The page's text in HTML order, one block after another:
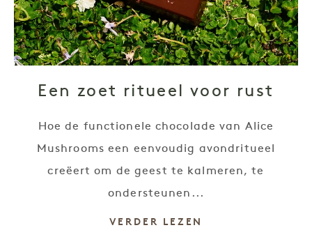
Een zoet ritueel voor rust
Hoe de functionele chocolade van Alice
Mushrooms een eenvoudig avondritueel
creëert om de geest te kalmeren, te
ondersteunen...
VERDER LEZEN